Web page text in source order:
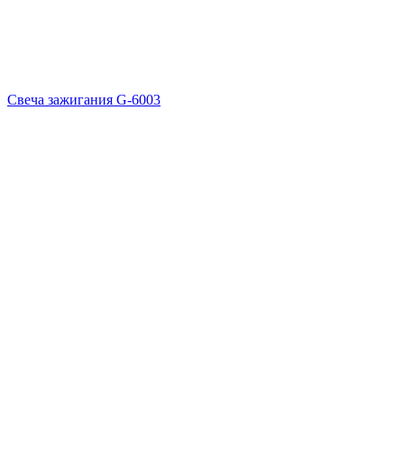
Свеча зажигания G-6003